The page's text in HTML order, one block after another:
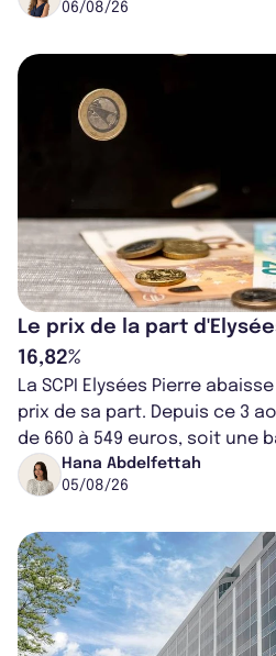
06/08/26
Le prix de la part
16,82%
La SCPI Elysées Pierre
prix de sa part. Depuis ce 3
de 660 à 549 euros, soit une
16,82%. Cette nouvell...
Hana Abdelfettah
05/08/26